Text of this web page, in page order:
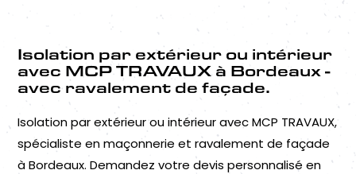
Isolation par extérieur ou intérieur
avec MCP TRAVAUX à Bordeaux -
avec ravalement de façade.
Isolation par extérieur ou intérieur avec MCP TRAVAUX,
spécialiste en maçonnerie et ravalement de façade
à Bordeaux. Demandez votre devis personnalisé en